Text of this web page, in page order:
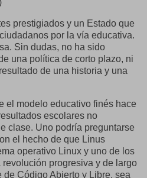
prestigiados y un Estado que
por la vía educativa.
Sin dudas, no ha sido
una política de corto plazo, ni
de una historia y una
el modelo educativo finés hace
escolares no
clase. Uno podría preguntarse
el hecho de que Linus
operativo Linux y uno de los
progresiva y de largo
Código Abierto y Libre, sea